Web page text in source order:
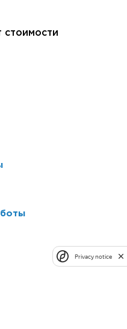
стоимости
Privacy notice